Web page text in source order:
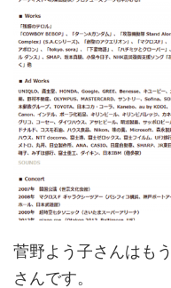
菅野よう子さんはも
さんです。